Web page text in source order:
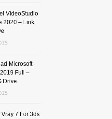
VideoStudio
2020 – Link
Microsoft
Full –
Drive
7 For 3ds